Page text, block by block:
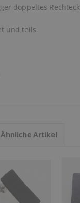
doppeltes Rechteck
und teils
Ähnliche Artikel